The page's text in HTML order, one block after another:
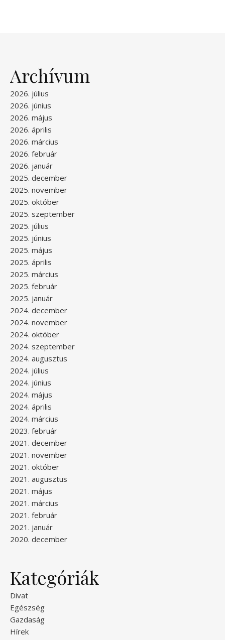
Archívum
2026. július
2026. június
2026. május
2026. április
2026. március
2026. február
2026. január
2025. december
2025. november
2025. október
2025. szeptember
2025. július
2025. június
2025. május
2025. április
2025. március
2025. február
2025. január
2024. december
2024. november
2024. október
2024. szeptember
2024. augusztus
2024. július
2024. június
2024. május
2024. április
2024. március
2023. február
2021. december
2021. november
2021. október
2021. augusztus
2021. május
2021. március
2021. február
2021. január
2020. december
Kategóriák
Divat
Egészség
Gazdaság
Hírek